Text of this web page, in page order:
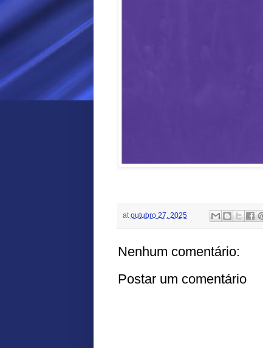
at outubro 27, 2025
Nenhum comentário:
Postar um comentário